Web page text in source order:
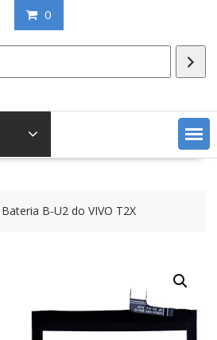
0
Bateria B-U2 do VIVO T2X